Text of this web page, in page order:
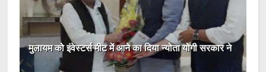
मुलायम को इंवेस्टर्स मीट में आने का दिया न्योता योगी सरकार ने